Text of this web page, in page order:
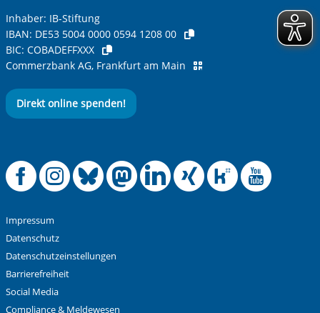
Ihre Nachricht*
Anti-Roboter-Verifizierung
Alle Informationen zum Schutz der Daten sind sind in
Inhaber: IB-Stiftung
IBAN: DE53 5004 0000 0594 1208 00
BIC: COBADEFFXXX
Commerzbank AG, Frankfurt am Main
Direkt online spenden!
Offizielle
Offizielle
Offizielle
Offizielle
Offizielle
Impressum
Datenschutz
Datenschutzeinstellungen
Barrierefreiheit
Social Media
Compliance & Meldewesen